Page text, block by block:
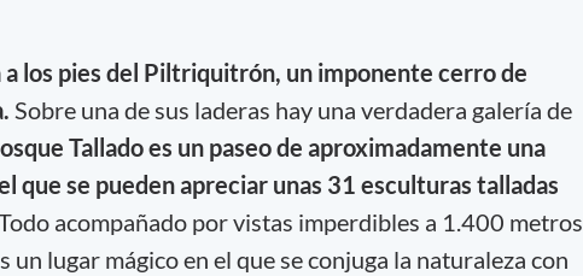
a los pies del Piltriquitrón, un imponente cerro de
Sobre una de sus laderas hay una verdadera galería de
Tallado es un paseo de aproximadamente una
que se pueden apreciar unas 31 esculturas talladas
acompañado por vistas imperdibles a 1.400 metros
un lugar mágico en el que se conjuga la naturaleza con